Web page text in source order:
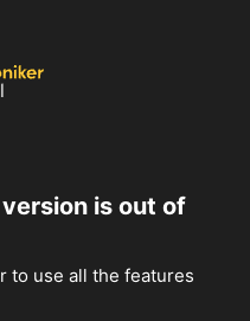
is out of
to use all the features